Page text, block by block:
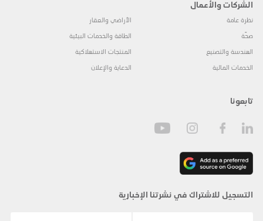
الشركات والأعمال
نظرة عامة
صحّة
الهندسة والتصنيع
الخدمات المالية
الأراضي والعقار
الطاقة والخدمات البيئية
المنتجات الاستهلاكية
الدعاية والإعلان
تابعونا
التسجيل للاشتراك في نشرتنا الإخبارية